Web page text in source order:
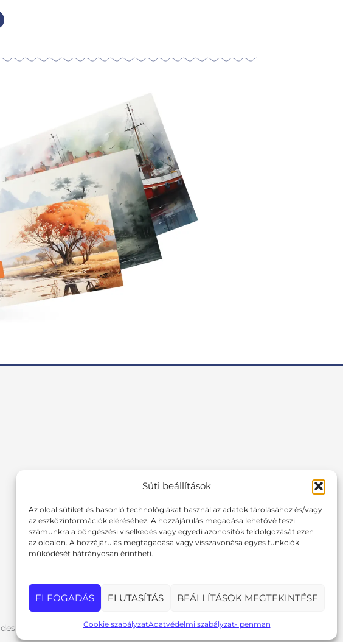
Süti beállítások
Az oldal sütiket és hasonló technológiákat használ az adatok tárolásához és/vagy
az eszközinformációk eléréséhez. A hozzájárulás megadása lehetővé teszi
számunkra a böngészési viselkedés vagy egyedi azonosítók feldolgozását ezen
az oldalon. A hozzájárulás megtagadása vagy visszavonása egyes funkciók
működését hátrányosan érintheti.
ELFOGADÁS ELUTASÍTÁS BEÁLLÍTÁSOK MEGTEKINTÉSE
Cookie szabályzatAdatvédelmi szabályzat- penman
c
e
b
o
s
t
a
g
P
n
t
e
r
design: pixelworks.hu